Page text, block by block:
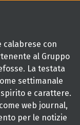
calabrese con
al Gruppo
La testata
settimanale
e carattere.
web journal,
per le notizie